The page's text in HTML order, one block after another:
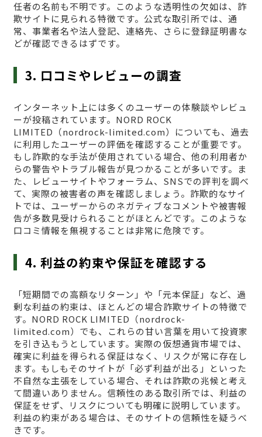
任者の名前も不明です。このような透明性の欠如は、詐
欺サイトに見られる特徴です。公式な取引所では、通
常、事業者名や法人登記、連絡先、さらに登録証明書な
どが確認できるはずです。
3. 口コミやレビューの調査
インターネット上には多くのユーザーの体験談やレビュ
ーが投稿されています。NORD ROCK
LIMITED（nordrock-limited.com）についても、過去
に利用したユーザーの評価を確認することが重要です。
もし詐欺的な手法が使用されている場合、他の利用者か
らの警告やトラブル報告が見つかることが多いです。ま
た、レビューサイトやフォーラム、SNSでの評判を調べ
て、実際の被害者の声を確認しましょう。詐欺的なサイ
トでは、ユーザーからのネガティブなコメントや被害報
告が多数見受けられることがほとんどです。このような
口コミ情報を無視することは非常に危険です。
4. 利益の約束や保証を確認する
「短期間での高額なリターン」や「元本保証」など、過
剰な利益の約束は、ほとんどの場合詐欺サイトの特徴で
す。NORD ROCK LIMITED（nordrock-
limited.com）でも、これらの甘い言葉を用いて投資家
を引き込もうとしています。実際の仮想通貨市場では、
確実に利益を得られる保証はなく、リスクが常に存在し
ます。もしもそのサイトが「必ず利益が出る」といった
不自然な主張をしている場合、それは詐欺の兆候と考え
て間違いありません。信頼性のある取引所では、利益の
保証をせず、リスクについても明確に説明しています。
利益の約束がある場合は、そのサイトの信頼性を疑うべ
きです。